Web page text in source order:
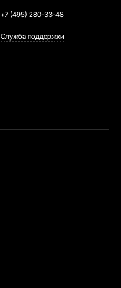
+7 (495) 280-33-48
Служба поддержки